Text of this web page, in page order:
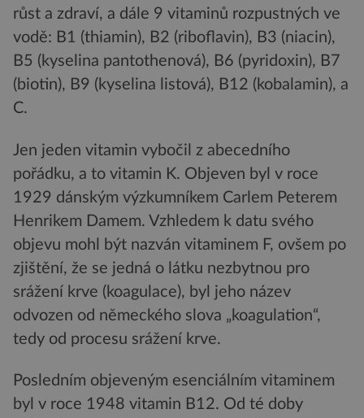
růst a zdraví, a dále 9 vitaminů rozpustných ve
vodě: B1 (thiamin), B2 (riboflavin), B3 (niacin),
B5 (kyselina pantothenová), B6 (pyridoxin), B7
(biotin), B9 (kyselina listová), B12 (kobalamin), a
C.
Jen jeden vitamin vybočil z abecedního
pořádku, a to vitamin K. Objeven byl v roce
1929 dánským výzkumníkem Carlem Peterem
Henrikem Damem. Vzhledem k datu svého
objevu mohl být nazván vitaminem F, ovšem po
zjištění, že se jedná o látku nezbytnou pro
srážení krve (koagulace), byl jeho název
odvozen od německého slova „koagulation“,
tedy od procesu srážení krve.
Posledním objeveným esenciálním vitaminem
byl v roce 1948 vitamin B12. Od té doby